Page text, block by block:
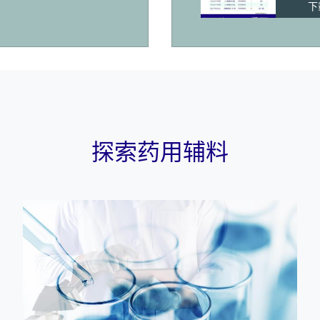
下
探索药用辅料